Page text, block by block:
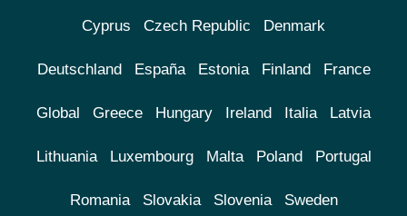
Cyprus Czech Republic Denmark
Deutschland España Estonia Finland France
Global Greece Hungary Ireland Italia Latvia
Lithuania Luxembourg Malta Poland Portugal
Romania Slovakia Slovenia Sweden